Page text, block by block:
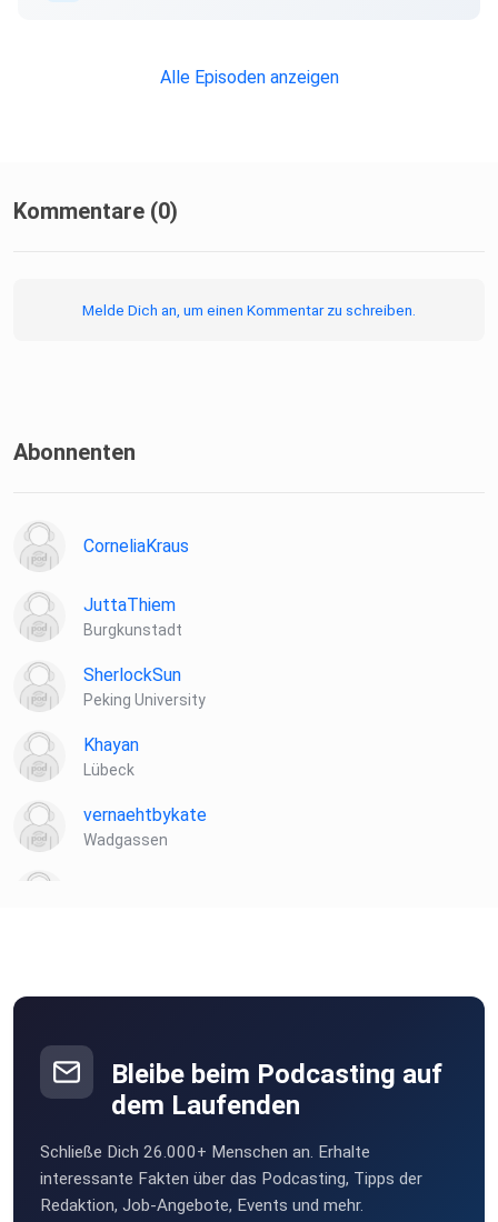
Alle Episoden anzeigen
Kommentare (0)
Melde Dich an, um einen Kommentar zu schreiben.
Abonnenten
CorneliaKraus
JuttaThiem
Burgkunstadt
SherlockSun
Peking University
Khayan
Lübeck
vernaehtbykate
Wadgassen
H. an der W.
Frelon1986
Delitzsch
bremen
Bleibe beim Podcasting auf
dem Laufenden
Schließe Dich 26.000+ Menschen an. Erhalte
interessante Fakten über das Podcasting, Tipps der
Redaktion, Job-Angebote, Events und mehr.